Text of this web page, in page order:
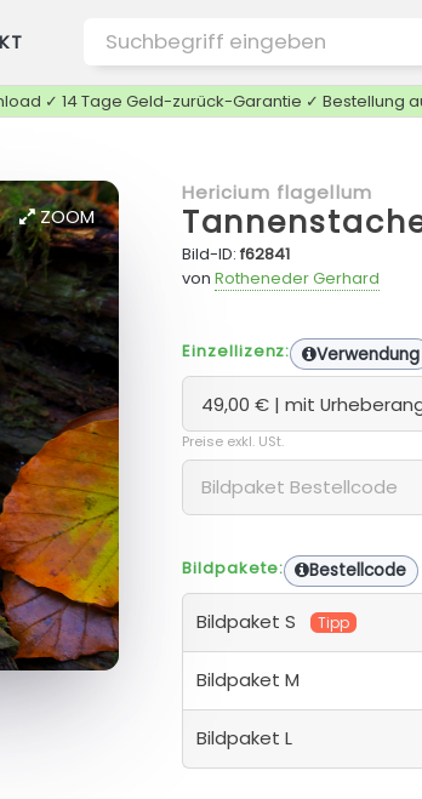
✓ 14 Tage Geld-zurück-Garantie ✓ Bestellung
ZOOM
Hericium flagellum
Bild-ID:f62841
von Rotheneder Gerhard
Einzellizenz: Verwendung
Preise exkl. USt.
Bildpakete: Bestellcode
Bildpaket S Tipp
Bildpaket M
Bildpaket L